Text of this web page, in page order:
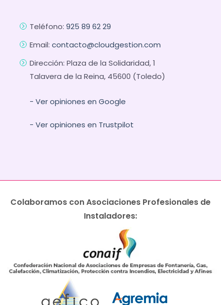
Teléfono: 925 89 62 29
Email: contacto@cloudgestion.com
Dirección: Plaza de la Solidaridad, 1
Talavera de la Reina, 45600 (Toledo)
- Ver opiniones en Google
- Ver opiniones en Trustpilot
Colaboramos con Asociaciones Profesionales de
Instaladores: